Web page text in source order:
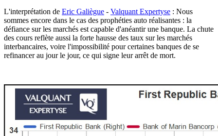
L'interprétation de Eric Galiègue - Valquant Expertyse : Nous
sommes encore dans le cas des prophéties auto réalisantes : la
défiance sur les marchés est capable d'anéantir une banque. La chute
des cours reflète aussi la forte hausse des taux sur les marchés
interbancaires, voire l'impossibilité pour certaines banques de se
refinancer au jour le jour, ce qui signe leur arrêt de mort.